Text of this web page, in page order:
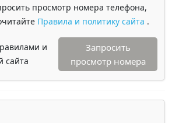
просмотр номера телефона,
Правила и политику сайта .
и
сайта
Запросить
просмотр номера